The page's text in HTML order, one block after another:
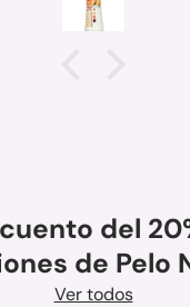
del
de Pelo
Ver todos